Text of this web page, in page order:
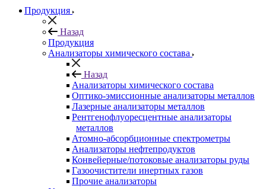
Продукция
Назад
Продукция
Анализаторы химического состава
Назад
Анализаторы химического состава
Оптико-эмиссионные анализаторы металлов
Лазерные анализаторы металлов
Рентгенофлуоресцентные анализаторы
металлов
Атомно-абсорбционные спектрометры
Анализаторы нефтепродуктов
Конвейерные/потоковые анализаторы руды
Газоочистители инертных газов
Прочие анализаторы